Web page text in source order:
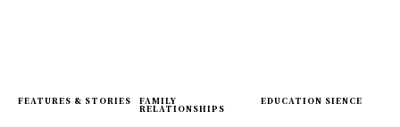
FEATURES & STORIES FAMILY
RELATIONSHIPS
EDUCATION SIENCE